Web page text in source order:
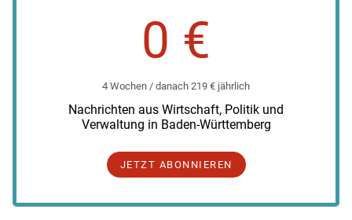
0 €
4 Wochen / danach 219 € jährlich
Nachrichten aus Wirtschaft, Politik und
Verwaltung in Baden-Württemberg
JETZT ABONNIEREN